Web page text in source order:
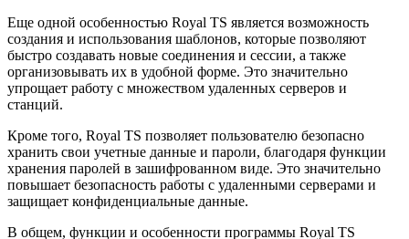
Еще одной особенностью Royal TS является возможность
создания и использования шаблонов, которые позволяют
быстро создавать новые соединения и сессии, а также
организовывать их в удобной форме. Это значительно
упрощает работу с множеством удаленных серверов и
станций.
Кроме того, Royal TS позволяет пользователю безопасно
хранить свои учетные данные и пароли, благодаря функции
хранения паролей в зашифрованном виде. Это значительно
повышает безопасность работы с удаленными серверами и
защищает конфиденциальные данные.
В общем, функции и особенности программы Royal TS